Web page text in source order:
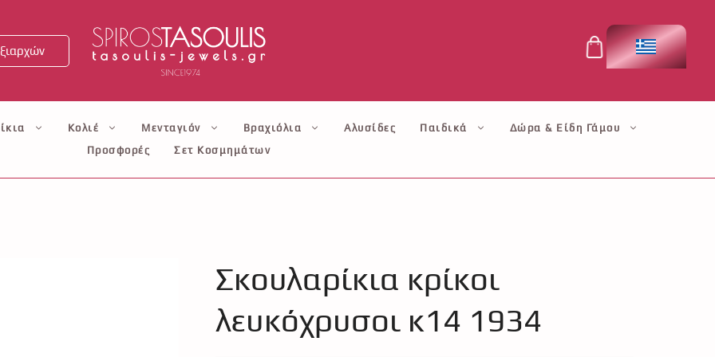
Κολιέ Μενταγιόν Βραχιόλια Αλυσίδες Παιδικά
Δώρα & Είδη Γάμου
Προσφορές
Σετ Κοσμημάτων
Σκουλαρίκια κρίκοι
λευκόχρυσοι κ14 1934